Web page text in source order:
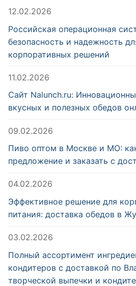
12.02.2026
Российская операционная
безопасность и надежность
корпоративных решений
11.02.2026
Сайт Nalunch.ru:
вкусных и полезных обедов
09.02.2026
Пиво оптом в Москве и МО:
предложение и заказать с
04.02.2026
Эффективное решение для
питания: доставка обедов в
03.02.2026
Полный ассортимент
кондитеров с доставкой по
творческой выпечки и